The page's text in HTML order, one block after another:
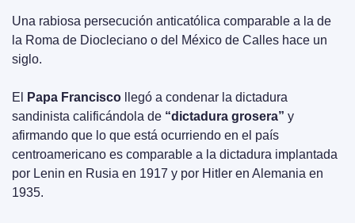
Una rabiosa persecución anticatólica comparable a la de
la Roma de Diocleciano o del México de Calles hace un
siglo.
El Papa Francisco llegó a condenar la dictadura
sandinista calificándola de “dictadura grosera” y
afirmando que lo que está ocurriendo en el país
centroamericano es comparable a la dictadura implantada
por Lenin en Rusia en 1917 y por Hitler en Alemania en
1935.